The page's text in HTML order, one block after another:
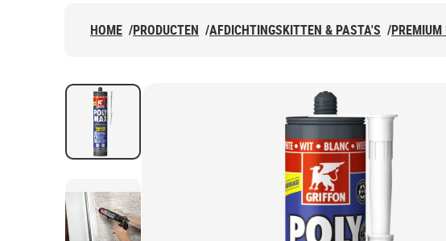
HOME /PRODUCTEN /AFDICHTINGSKITTEN & PASTA'S /